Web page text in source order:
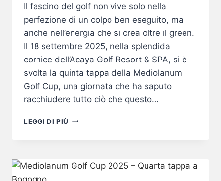
Il fascino del golf non vive solo nella
perfezione di un colpo ben eseguito, ma
anche nell’energia che si crea oltre il green.
Il 18 settembre 2025, nella splendida
cornice dell’Acaya Golf Resort & SPA, si è
svolta la quinta tappa della Mediolanum
Golf Cup, una giornata che ha saputo
racchiudere tutto ciò che questo…
LEGGI DI PIÙ MEDIOLANUM
QUINTA